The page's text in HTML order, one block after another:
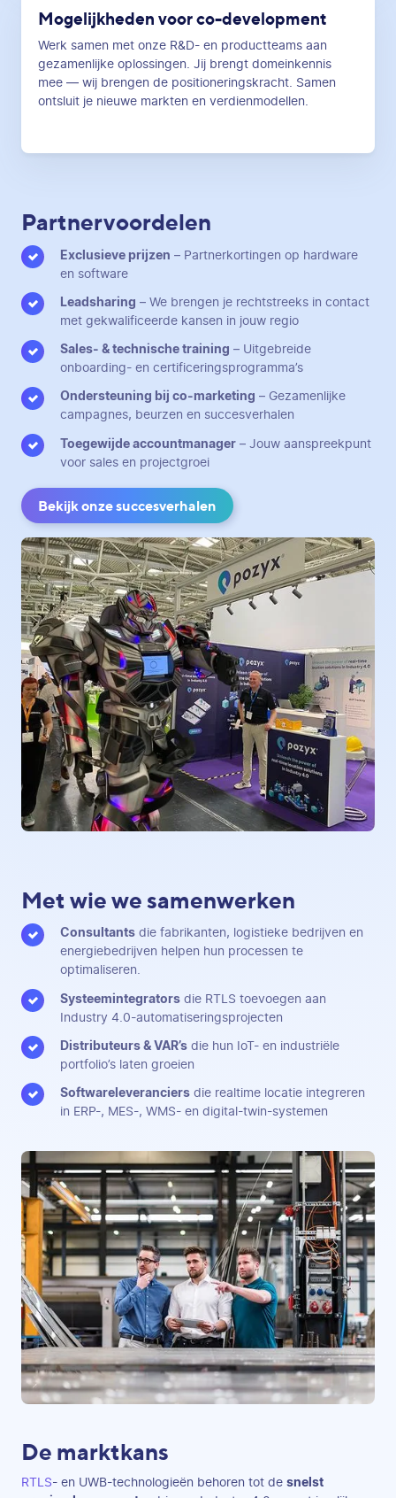
Mogelijkheden voor co-development
Werk samen met onze R&D- en productteams aan
gezamenlijke oplossingen. Jij brengt domeinkennis
mee — wij brengen de positioneringskracht. Samen
ontsluit je nieuwe markten en verdienmodellen.
Partnervoordelen
Exclusieve prijzen – Partnerkortingen op hardware
en software
Leadsharing – We brengen je rechtstreeks in contact
met gekwalificeerde kansen in jouw regio
Sales- & technische training – Uitgebreide
onboarding- en certificeringsprogramma’s
Ondersteuning bij co-marketing – Gezamenlijke
campagnes, beurzen en succesverhalen
Toegewijde accountmanager – Jouw aanspreekpunt
voor sales en projectgroei
Bekijk onze succesverhalen
Met wie we samenwerken
Consultants die fabrikanten, logistieke bedrijven en
energiebedrijven helpen hun processen te
optimaliseren.
Systeemintegrators die RTLS toevoegen aan
Industry 4.0-automatiseringsprojecten
Distributeurs & VAR’s die hun IoT- en industriële
portfolio’s laten groeien
Softwareleveranciers die realtime locatie integreren
in ERP-, MES-, WMS- en digital-twin-systemen
De marktkans
RTLS- en UWB-technologieën behoren tot de snelst